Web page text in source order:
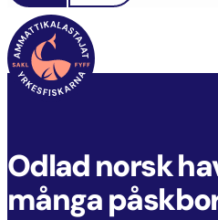
SAKL
Odlad norsk
många